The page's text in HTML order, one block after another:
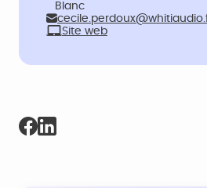
Blanc
Site web